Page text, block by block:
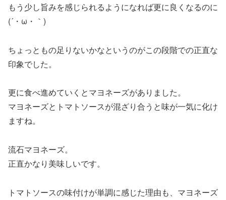
もう少し旨みを感じられるようになれば更に良くなるのに
(´・ω・｀)
ちょっともの足りないかなというのがこの段階での正直な
印象でした。
更に食べ進めていくとマヨネーズがありました。
マヨネーズとトマトソースが混ざり合うと味が一気に化け
ますね。
流石マヨネーズ。
正直かなり美味しいです。
トマトソースの味付けが単調に感じた理由も、マヨネーズ